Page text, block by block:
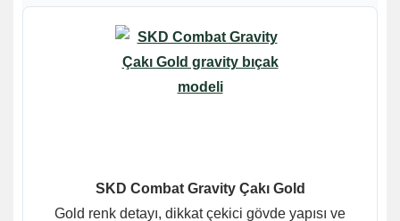
SKD Combat Gravity Çakı Gold
Gold renk detayı, dikkat çekici gövde yapısı ve